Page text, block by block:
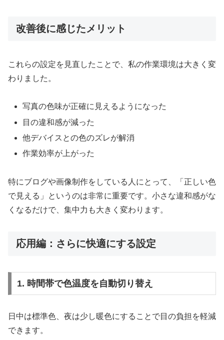
改善後に感じたメリット
これらの設定を見直したことで、私の作業環境は大きく変
わりました。
写真の色味が正確に見えるようになった
目の違和感が減った
他デバイスとの色のズレが解消
作業効率が上がった
特にブログや画像制作をしている人にとって、「正しい色
で見える」というのは非常に重要です。小さな違和感がな
くなるだけで、集中力も大きく変わります。
応用編：さらに快適にする設定
1. 時間帯で色温度を自動切り替え
日中は標準色、夜は少し暖色にすることで目の負担を軽減
できます。